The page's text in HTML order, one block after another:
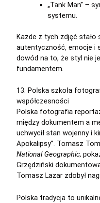
„Tank Man” –
systemu.
Każde z tych zdjęć stało
autentyczność, emocje i
dowód na to, że styl nie
fundamentem.
13. Polska szkoła
współczesności
Polska fotografia
między dokumentem a
uchwycił stan wojenny i
Apokalipsy”. Tomasz
National Geographic,
Grzędziński
Tomasz Lazar zdobył
Polska tradycja to